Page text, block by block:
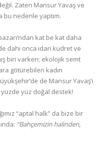
Zaten Mansur Yavaş ve
bu nedenle yaptım.
kat be kat daha
dahi onca idari kudret ve
biri varken; ekolojik semt
götürebilen kadın
de Mansur Yavaş’ı
yüz doğal destek!
“aptal halk” da bize bir
“Bahçemizin halinden,